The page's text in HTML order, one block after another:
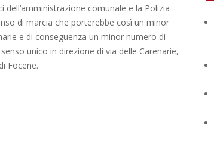
comunale e la Polizia
di marcia che porterebbe così un minor
e di conseguenza un minor numero di
unico in direzione di via delle Carenarie,
Focene.